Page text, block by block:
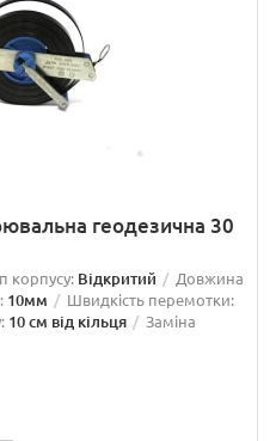
геодезична 30
корпусу: Відкритий
Довжина
10мм Швидкість перемотки:
10 см від кільця
Заміна